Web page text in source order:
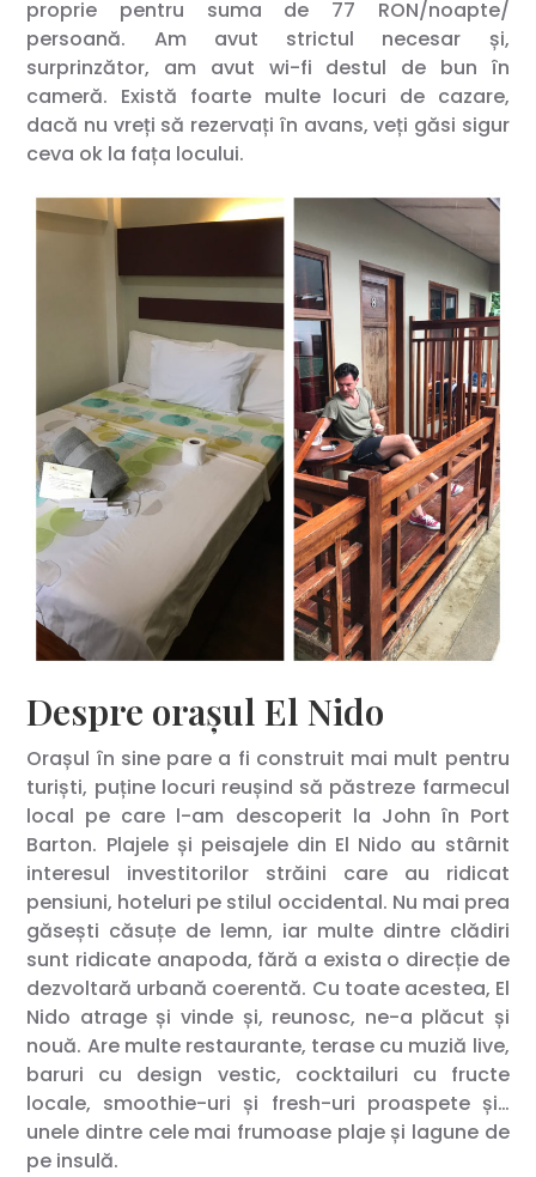
proprie pentru suma de 77 RON/noapte/
persoană. Am avut strictul necesar și,
surprinzător, am avut wi-fi destul de bun în
cameră. Există foarte multe locuri de cazare,
dacă nu vreți să rezervați în avans, veți găsi sigur
ceva ok la fața locului.
Despre orașul El Nido
Orașul în sine pare a fi construit mai mult pentru
turiști, puține locuri reușind să păstreze farmecul
local pe care l-am descoperit la John în Port
Barton. Plajele și peisajele din El Nido au stârnit
interesul investitorilor străini care au ridicat
pensiuni, hoteluri pe stilul occidental. Nu mai prea
găsești căsuțe de lemn, iar multe dintre clădiri
sunt ridicate anapoda, fără a exista o direcție de
dezvoltară urbană coerentă. Cu toate acestea, El
Nido atrage și vinde și, reunosc, ne-a plăcut și
nouă. Are multe restaurante, terase cu muziă live,
baruri cu design vestic, cocktailuri cu fructe
locale, smoothie-uri și fresh-uri proaspete și…
unele dintre cele mai frumoase plaje și lagune de
pe insulă.